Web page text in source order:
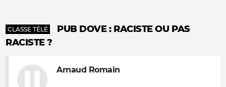
CLASSE TÉLÉ
PUB DOVE : RACISTE OU PAS
RACISTE ?
Arnaud Romain